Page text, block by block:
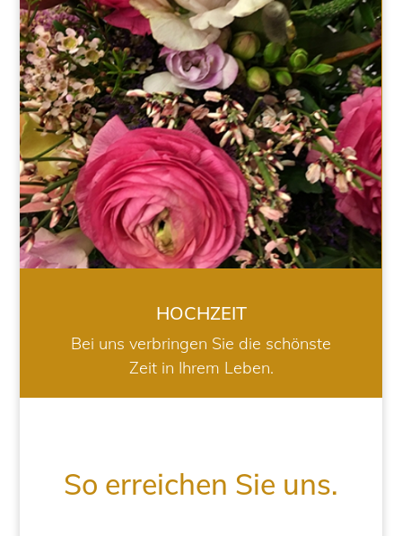
HOCHZEIT
HOCHZEIT
Bei uns verbringen Sie die schönste
Zeit in Ihrem Leben.
So erreichen Sie uns.